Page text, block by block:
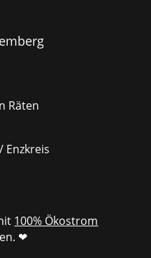
Räten
Enzkreis
100% Ökostrom
❤